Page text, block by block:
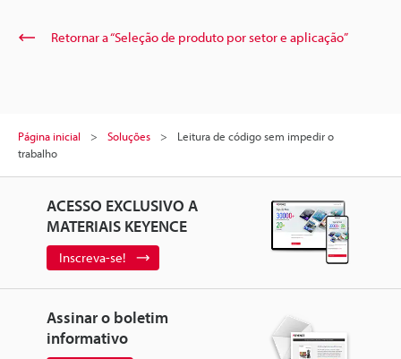
Retornar a “Seleção de produto por setor e aplicação”
Página inicial Soluções
Leitura de código sem impedir o
trabalho
ACESSO EXCLUSIVO A
MATERIAIS KEYENCE
Inscreva-se!
Assinar o boletim
informativo